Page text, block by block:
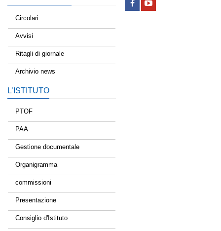
Circolari
Avvisi
Ritagli di giornale
Archivio news
L’ISTITUTO
PTOF
PAA
Gestione documentale
Organigramma
commissioni
Presentazione
Consiglio d'Istituto